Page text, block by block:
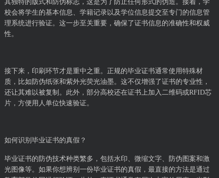
其独特的版式和防伪标志，这是为了防止任何形式的伪造。接着，学
校会将学生的基本信息、学籍记录以及学位信息提交至专门的信息管
理系统进行验证。这一步至关重要，确保了证书信息的准确性和权威
性。
接下来，印刷环节才是重中之重。正规的毕业证书通常使用特殊材
质，比如防伪纸张和紫外光荧光油墨。这不仅增强了证书的专业性，
还让其难以被复制。此外，部分高校还在证书上加入二维码或RFID芯
片，方便用人单位快速验证。
如何识别毕业证书的真假？
毕业证书的防伪技术种类繁多，包括水印、微缩文字、防伪图案和激
光图像等。如果你想辨别一份毕业证书的真假，最直接的方法是通过